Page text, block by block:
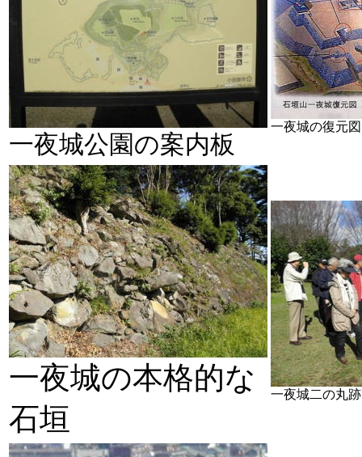
一夜城公園の案内板
一夜城の復元図
一夜城の本格的な
石垣
一夜城二の丸